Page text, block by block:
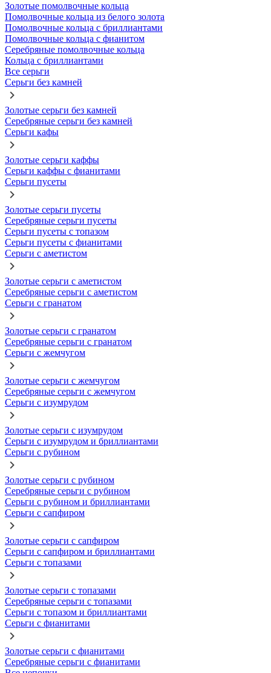
Золотые помолвочные кольца
Помолвочные кольца из белого золота
Помолвочные кольца с бриллиантами
Помолвочные кольца с фианитом
Серебряные помолвочные кольца
Кольца с бриллиантами
Все серьги
Серьги без камней
Золотые серьги без камней
Серебряные серьги без камней
Серьги кафы
Золотые серьги каффы
Серьги каффы с фианитами
Серьги пусеты
Золотые серьги пусеты
Серебряные серьги пусеты
Серьги пусеты с топазом
Серьги пусеты с фианитами
Серьги с аметистом
Золотые серьги с аметистом
Серебряные серьги с аметистом
Серьги с гранатом
Золотые серьги с гранатом
Серебряные серьги с гранатом
Серьги с жемчугом
Золотые серьги с жемчугом
Серебряные серьги с жемчугом
Серьги с изумрудом
Золотые серьги с изумрудом
Серьги с изумрудом и бриллиантами
Серьги с рубином
Золотые серьги с рубином
Серебряные серьги с рубином
Серьги с рубином и бриллиантами
Серьги с сапфиром
Золотые серьги с сапфиром
Серьги с сапфиром и бриллиантами
Серьги с топазами
Золотые серьги с топазами
Серебряные серьги с топазами
Серьги с топазом и бриллиантами
Серьги с фианитами
Золотые серьги с фианитами
Серебряные серьги с фианитами